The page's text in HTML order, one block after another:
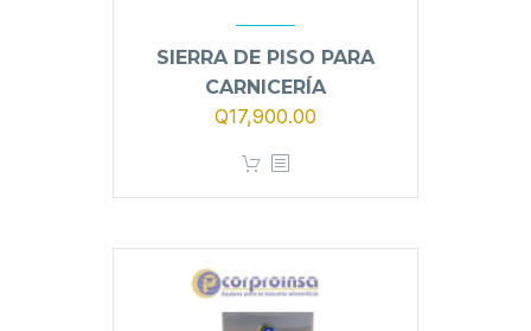
SIERRA DE PISO PARA
CARNICERÍA
Q17,900.00